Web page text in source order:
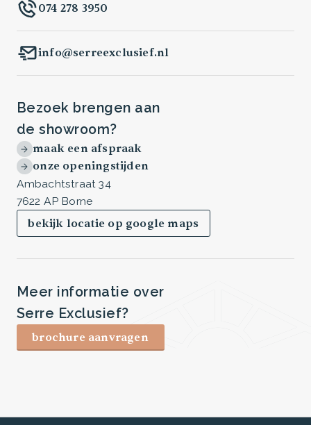
074 278 3950
info@serreexclusief.nl
Bezoek brengen aan
de showroom?
maak een afspraak
onze openingstijden
Ambachtstraat 34
7622 AP Borne
bekijk locatie op google maps
Meer informatie over
Serre Exclusief?
brochure aanvragen